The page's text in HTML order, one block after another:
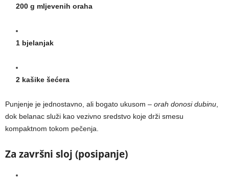
200 g mljevenih oraha
1 bjelanjak
2 kašike šećera
Punjenje je jednostavno, ali bogato ukusom – orah donosi dubinu,
dok belanac služi kao vezivno sredstvo koje drži smesu
kompaktnom tokom pečenja.
Za završni sloj (posipanje)